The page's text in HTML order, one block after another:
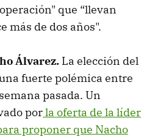
que “llevan
más de dos años".
Álvarez. La elección del
fuerte polémica entre
pasada. Un
porla oferta de la líder
proponer que Nacho